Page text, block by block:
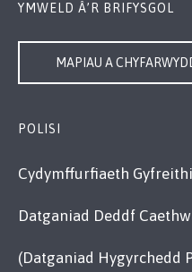
YMWELD Â’R BRIFYSGOL
MAPIAU A
POLISI
Cydymffurfiaeth
Datganiad Deddf
(Datganiad Hygyrchedd